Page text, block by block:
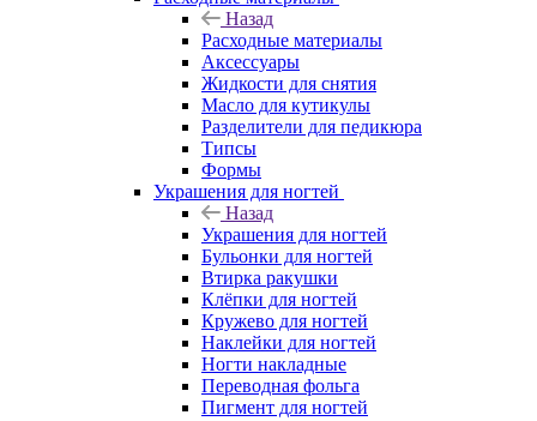
Назад
Расходные материалы
Аксессуары
Жидкости для снятия
Масло для кутикулы
Разделители для педикюра
Типсы
Формы
Украшения для ногтей
Назад
Украшения для ногтей
Бульонки для ногтей
Втирка ракушки
Клёпки для ногтей
Кружево для ногтей
Наклейки для ногтей
Ногти накладные
Переводная фольга
Пигмент для ногтей